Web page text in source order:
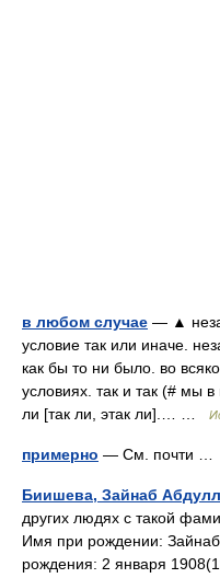
в любом случае — ▲
условие так или иначе.
как бы то ни было. во
условиях. так и так (# мы
ли [так ли, этак ли].… …
примерно — См. почти …
Биишева, Зайнаб
других людях с такой
Имя при рождении:
рождения: 2 января